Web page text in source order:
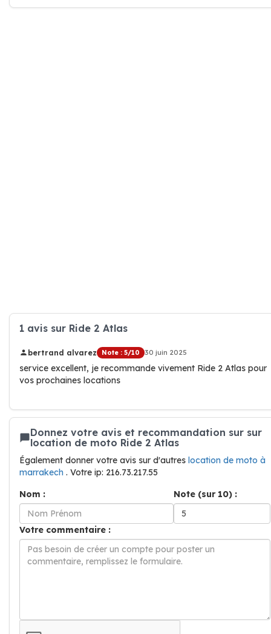
1 avis sur Ride 2 Atlas
bertrand alvarez Note : 5/10 30 juin 2025
service excellent, je recommande vivement Ride 2 Atlas pour
vos prochaines locations
Donnez votre avis et recommandation sur sur
location de moto Ride 2 Atlas
Également donner votre avis sur d'autres location de moto à
marrakech . Votre ip: 216.73.217.55
Nom :
Note (sur 10) :
Votre commentaire :